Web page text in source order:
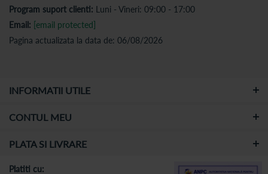
Program suport clienti: Luni - Vineri: 09:00 - 17:00
Email: [email protected]
Pagina actualizata la data de: 06/08/2026
INFORMATII UTILE
CONTUL MEU
PLATA SI LIVRARE
Platiti cu: